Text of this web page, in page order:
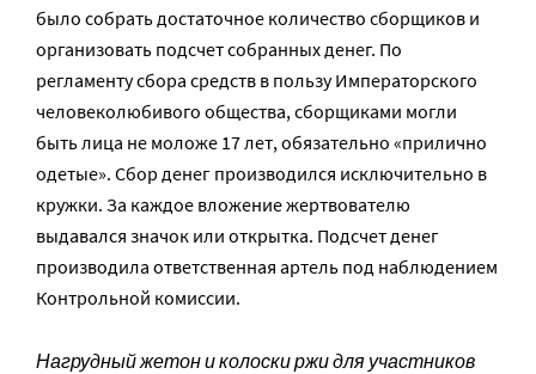
было собрать достаточное количество сборщиков и
организовать подсчет собранных денег. По
регламенту сбора средств в пользу Императорского
человеколюбивого общества, сборщиками могли
быть лица не моложе 17 лет, обязательно «прилично
одетые». Сбор денег производился исключительно в
кружки. За каждое вложение жертвователю
выдавался значок или открытка. Подсчет денег
производила ответственная артель под наблюдением
Контрольной комиссии.
Нагрудный жетон и колоски ржи для участников